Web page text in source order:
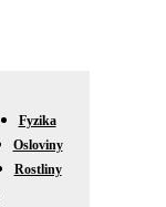
Fyzika
Osloviny
Rostliny